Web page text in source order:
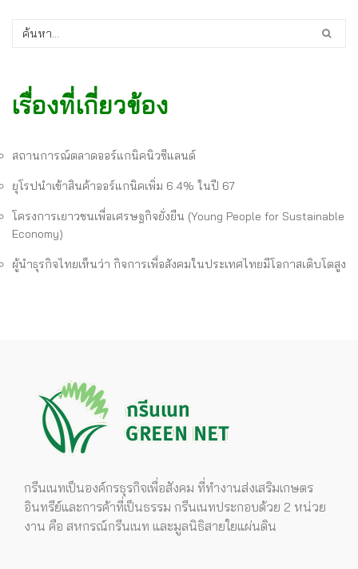
เรื่องที่เกี่ยวข้อง
สถานการณ์ตลาดออร์แกนิคนิวซีแลนด์
ยุโรปนำเข้าสินค้าออร์แกนิคเพิ่ม 6.4% ในปี 67
โครงการเยาวชนเพื่อเศรษฐกิจยั่งยืน (Young People for Sustainable
Economy)
ผู้นำธุรกิจไทยเห็นว่า กิจการเพื่อสังคมในประเทศไทยมีโอกาสเติบโตสูง
กรีนเนทเป็นองค์กรธุรกิจเพื่อสังคม ที่ทำงานส่งเสริมเกษตร
อินทรีย์และการค้าที่เป็นธรรม กรีนเนทประกอบด้วย 2 หน่วย
งาน คือ สหกรณ์กรีนเนท และมูลนิธิสายใยแผ่นดิน